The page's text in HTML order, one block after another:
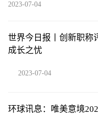
2023-07-04
世界今日报丨创新职称
成长之忧
2023-07-04
环球讯息：唯美意境